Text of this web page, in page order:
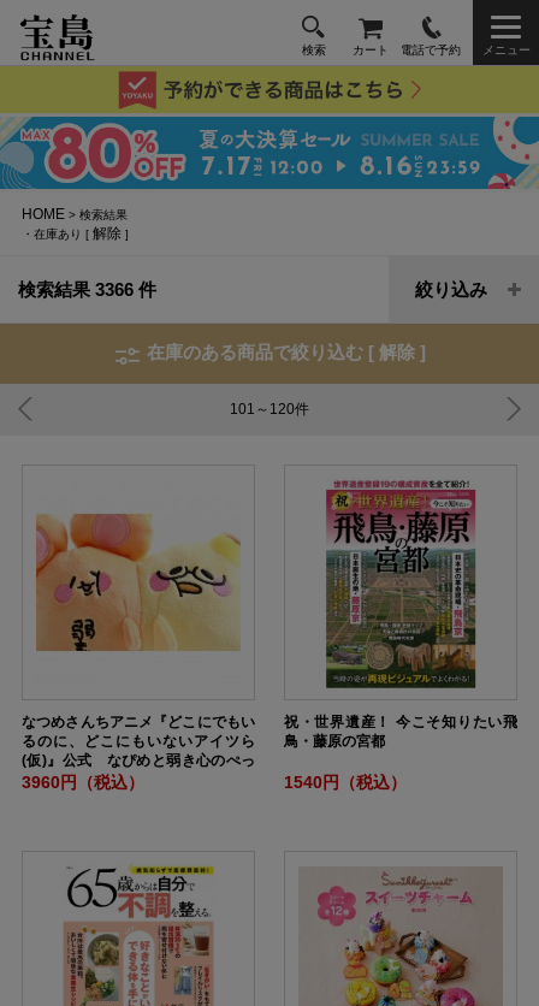
検索 カート 電話で予約 メニュー
HOME > 検索結果
・在庫あり [解除 ]
検索結果 3366 件 絞り込み
在庫のある商品で絞り込む [ 解除 ]
101～120件
なつめさんちアニメ『どこにでもい
るのに、どこにもいないアイツら
(仮)』公式 なぴめと弱き心のぺっ
たりぬいチャームBOOK
3960円（税込）
祝・世界遺産！ 今こそ知りたい飛
鳥・藤原の宮都
1540円（税込）